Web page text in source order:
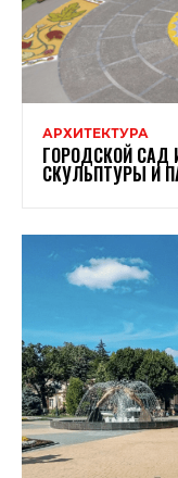
АРХИТЕКТУРА
ГОРОДСКОЙ САД
СКУЛЬПТУРЫ И